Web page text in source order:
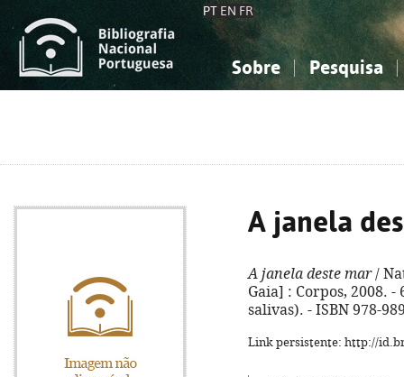
PT EN FR
Sobre Pesquisa
A janela
A janela deste mar/
Gaia] : Corpos, 2008. -
salivas). - ISBN 978-
Link persistente: http://